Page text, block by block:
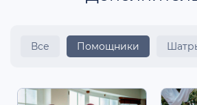
Все Помощники